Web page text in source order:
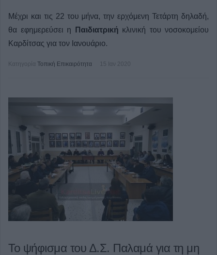
Μέχρι και τις 22 του μήνα, την ερχόμενη Τετάρτη δηλαδή,
θα εφημερεύσει η
Παιδιατρική κλινική του νοσοκομείου
Καρδίτσας για τον Ιανουάριο.
Κατηγορία Τοπική Επικαιρότητα 15 Ιαν 2020
Το ψήφισμα του Δ.Σ. Παλαμά για τη μη